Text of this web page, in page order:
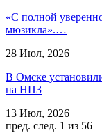
«С полной
мюзикла».…
28 Июл, 2026
В Омске
на НПЗ
13 Июл, 2026
пред. след. 1 из 56